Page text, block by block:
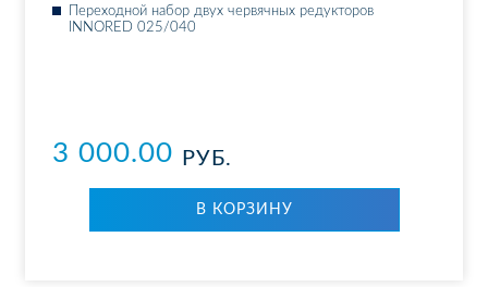
Пе­ре­ход­ной на­бор двух чер­вяч­ных ре­дук­то­ров
INNORED 025/040
3 000.00 РУБ.
В КОР­ЗИ­НУ